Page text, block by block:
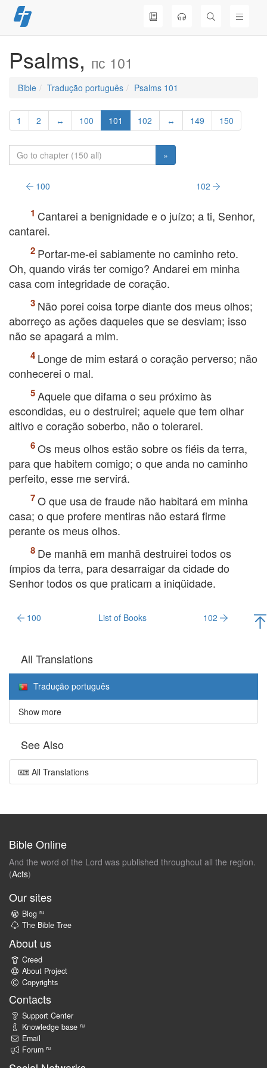
Skip
to
Psalms, пс 101
Bible Tradução português Psalms 101
1 2 ↔ 100 101 102 ↔ 149 150
»
100 102
Cantarei a benignidade e o juízo; a ti, Senhor,
cantarei.
Portar-me-ei sabiamente no caminho reto.
Oh, quando virás ter comigo? Andarei em minha
casa com integridade de coração.
Não porei coisa torpe diante dos meus olhos;
aborreço as ações daqueles que se desviam; isso
não se apagará a mim.
Longe de mim estará o coração perverso; não
conhecerei o mal.
Aquele que difama o seu próximo às
escondidas, eu o destruirei; aquele que tem olhar
altivo e coração soberbo, não o tolerarei.
Os meus olhos estão sobre os fiéis da terra,
para que habitem comigo; o que anda no caminho
perfeito, esse me servirá.
O que usa de fraude não habitará em minha
casa; o que profere mentiras não estará firme
perante os meus olhos.
De manhã em manhã destruirei todos os
ímpios da terra, para desarraigar da cidade do
Senhor todos os que praticam a iniqüidade.
100 List of Books 102
All Translations
Tradução português
Show more
See Also
All Translations
Bible Online
And the word of the Lord was published throughout all the region.
(Acts)
Our sites
Blog ru
The Bible Tree
About us
Creed
About Project
Copyrights
Contacts
Support Center
Knowledge base ru
Email
Forum ru